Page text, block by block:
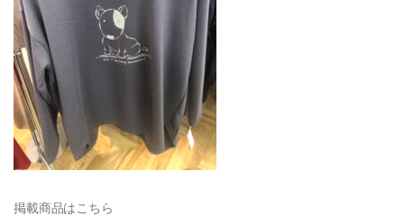
掲載商品はこちら